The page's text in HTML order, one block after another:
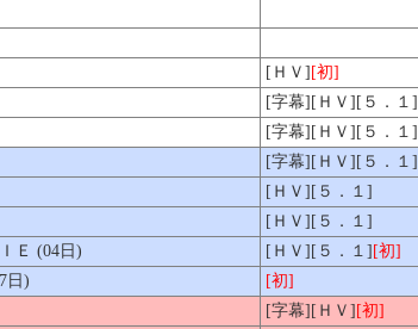
[ＨＶ][初]
[字幕][ＨＶ][５．１]
[字幕][ＨＶ][５．１]
[字幕][ＨＶ][５．１]
[ＨＶ][５．１]
[ＨＶ][５．１]
Ｅ (04日) [ＨＶ][５．１][初]
日)
[初]
[字幕][ＨＶ][初]